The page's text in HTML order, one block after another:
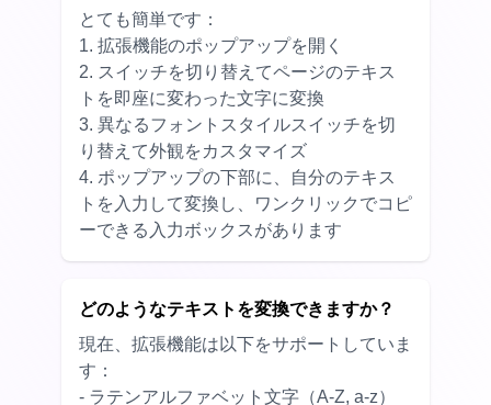
とても簡単です：
1. 拡張機能のポップアップを開く
2. スイッチを切り替えてページのテキス
トを即座に変わった文字に変換
3. 異なるフォントスタイルスイッチを切
り替えて外観をカスタマイズ
4. ポップアップの下部に、自分のテキス
トを入力して変換し、ワンクリックでコピ
ーできる入力ボックスがあります
どのようなテキストを変換できますか？
現在、拡張機能は以下をサポートしていま
す：
- ラテンアルファベット文字（A-Z, a-z）